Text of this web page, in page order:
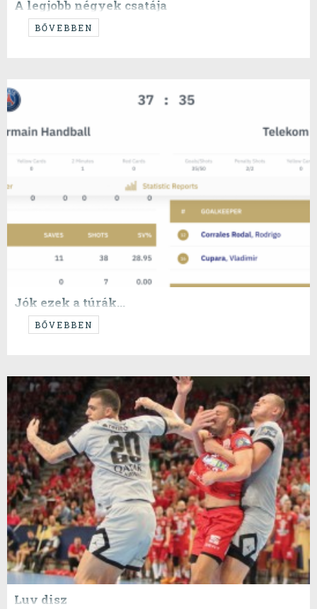
A legjobb négyek csatája
...itthonról...
BŐVEBBEN
Jók ezek a túrák...
...csak azok a hv@xyzfg meccsek ne lennének...
BŐVEBBEN
Luv disz